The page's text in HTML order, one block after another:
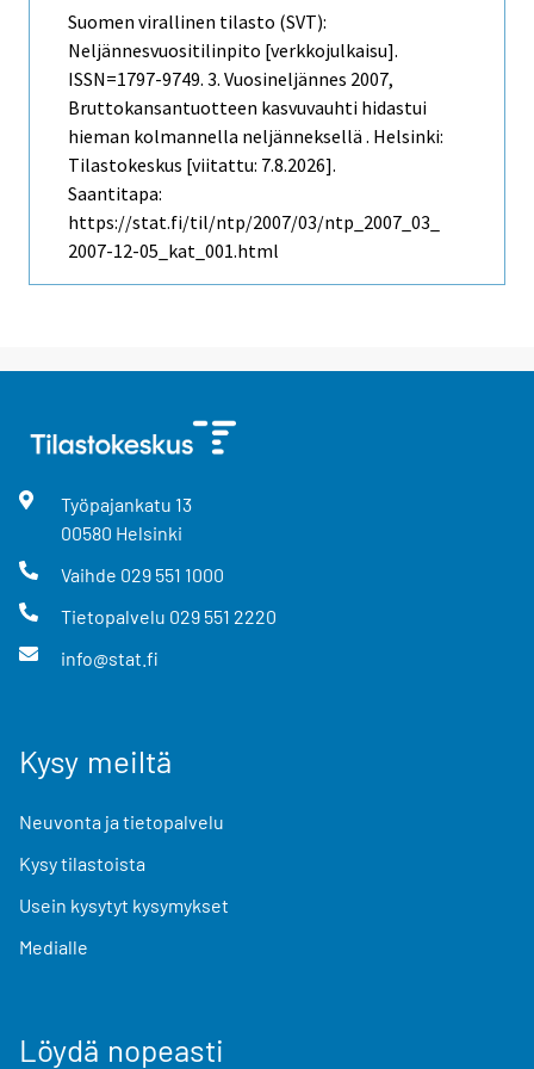
Suomen virallinen tilasto (SVT):
Neljännesvuositilinpito [verkkojulkaisu].
ISSN=1797-9749. 3. Vuosineljännes 2007,
Bruttokansantuotteen kasvuvauhti hidastui
hieman kolmannella neljänneksellä . Helsinki:
Tilastokeskus [viitattu: 7.8.2026].
Saantitapa:
https://stat.fi/til/ntp/2007/03/ntp_2007_03_
2007-12-05_kat_001.html
Työpajankatu 13
00580 Helsinki
Vaihde 029 551 1000
Tietopalvelu 029 551 2220
info@stat.fi
Kysy meiltä
Neuvonta ja tietopalvelu
Kysy tilastoista
Usein kysytyt kysymykset
Medialle
Löydä nopeasti